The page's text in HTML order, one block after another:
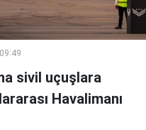
sivil uçuşlara
Havalimanı